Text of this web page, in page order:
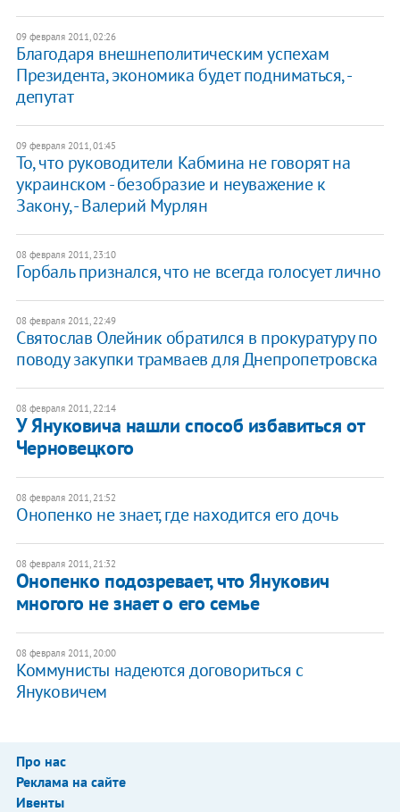
09 февраля 2011, 02:26
Благодаря внешнеполитическим успехам
Президента, экономика будет подниматься, -
депутат
09 февраля 2011, 01:45
То, что руководители Кабмина не говорят на
украинском - безобразие и неуважение к
Закону, - Валерий Мурлян
08 февраля 2011, 23:10
Горбаль признался, что не всегда голосует лично
08 февраля 2011, 22:49
Святослав Олейник обратился в прокуратуру по
поводу закупки трамваев для Днепропетровска
08 февраля 2011, 22:14
У Януковича нашли способ избавиться от
Черновецкого
08 февраля 2011, 21:52
Онопенко не знает, где находится его дочь
08 февраля 2011, 21:32
Онопенко подозревает, что Янукович
многого не знает о его семье
08 февраля 2011, 20:00
Коммунисты надеются договориться с
Януковичем
Про нас
Реклама на сайте
Ивенты